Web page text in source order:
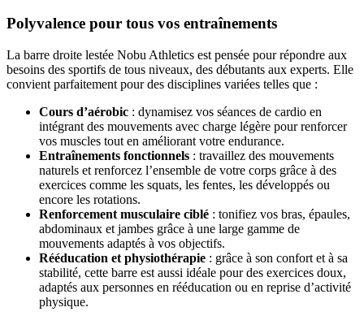
Polyvalence pour tous vos entraînements
La barre droite lestée Nobu Athletics est pensée pour répondre aux
besoins des sportifs de tous niveaux, des débutants aux experts. Elle
convient parfaitement pour des disciplines variées telles que :
Cours d’aérobic : dynamisez vos séances de cardio en
intégrant des mouvements avec charge légère pour renforcer
vos muscles tout en améliorant votre endurance.
Entraînements fonctionnels : travaillez des mouvements
naturels et renforcez l’ensemble de votre corps grâce à des
exercices comme les squats, les fentes, les développés ou
encore les rotations.
Renforcement musculaire ciblé : tonifiez vos bras, épaules,
abdominaux et jambes grâce à une large gamme de
mouvements adaptés à vos objectifs.
Rééducation et physiothérapie : grâce à son confort et à sa
stabilité, cette barre est aussi idéale pour des exercices doux,
adaptés aux personnes en rééducation ou en reprise d’activité
physique.